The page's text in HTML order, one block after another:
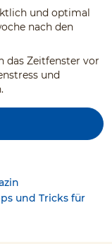
und optimal
nach den
das Zeitfenster vor
und
und Tricks für